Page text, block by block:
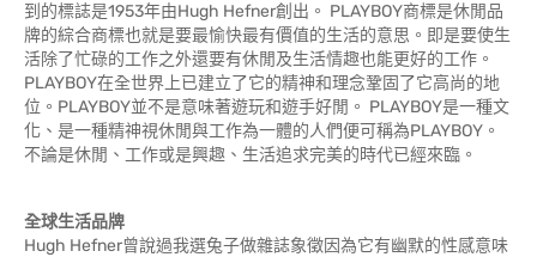
到的標誌是1953年由Hugh Hefner創出。 PLAYBOY商標是休閒品
牌的綜合商標也就是要最愉快最有價值的生活的意思。即是要使生
活除了忙碌的工作之外還要有休閒及生活情趣也能更好的工作。
PLAYBOY在全世界上已建立了它的精神和理念鞏固了它高尚的地
位。PLAYBOY並不是意味著遊玩和遊手好閒。 PLAYBOY是一種文
化、是一種精神視休閒與工作為一體的人們便可稱為PLAYBOY。
不論是休閒、工作或是興趣、生活追求完美的時代已經來臨。
全球生活品牌
Hugh Hefner曾說過我選兔子做雜誌象徵因為它有幽默的性感意味